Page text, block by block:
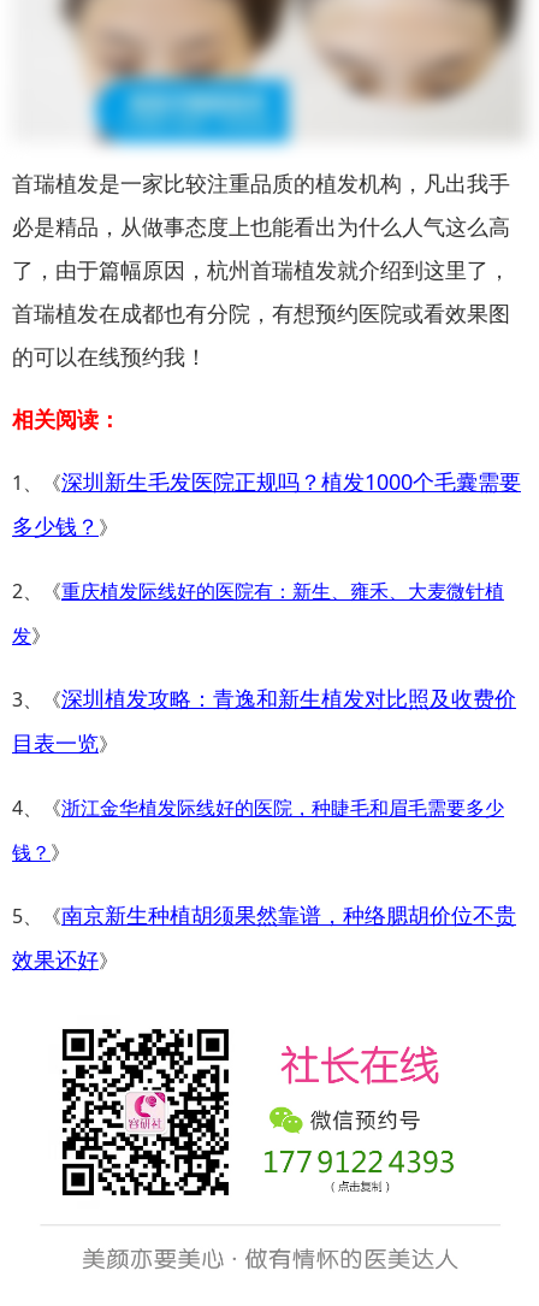
首瑞植发是一家比较注重品质的植发机构，凡出我手
必是精品，从做事态度上也能看出为什么人气这么高
了，由于篇幅原因，杭州首瑞植发就介绍到这里了，
首瑞植发在成都也有分院，有想预约医院或看效果图
的可以在线预约我！
相关阅读：
1、《深圳新生毛发医院正规吗？植发1000个毛囊需要
多少钱？ 》
2、《重庆植发际线好的医院有：新生、雍禾、大麦微针植
发》
3、《深圳植发攻略：青逸和新生植发对比照及收费价
目表一览》
4、《浙江金华植发际线好的医院，种睫毛和眉毛需要多少
钱？ 》
5、《南京新生种植胡须果然靠谱，种络腮胡价位不贵
效果还好》